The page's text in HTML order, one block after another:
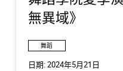
無異域》
舞蹈
日期:2024年5月21日